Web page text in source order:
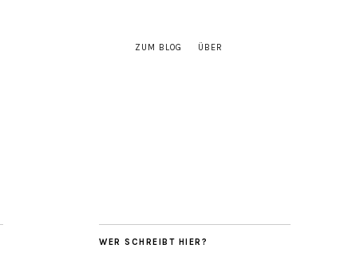
ZUM BLOG ÜBER
WER SCHREIBT HIER?